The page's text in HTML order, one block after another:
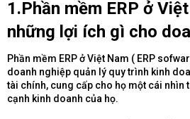
1.Phần mềm ERP ở
những lợi ích gì cho
Phần mềm ERP ở Việt Nam ( ERP
doanh nghiệp quản lý quy trình kinh
tài chính, cung cấp cho họ một cái nhìn
cạnh kinh doanh của họ.